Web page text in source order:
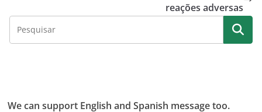
reações adversas
We can support English and Spanish message too.